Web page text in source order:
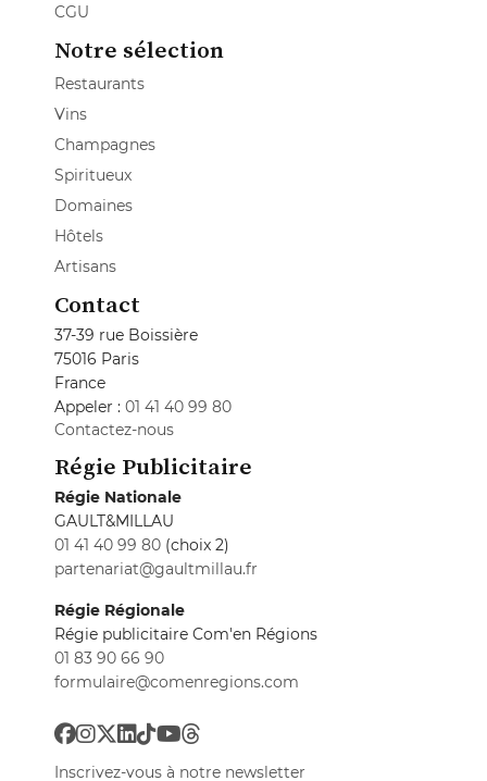
CGU
Notre sélection
Restaurants
Vins
Champagnes
Spiritueux
Domaines
Hôtels
Artisans
Contact
37-39 rue Boissière
75016 Paris
France
Appeler : 01 41 40 99 80
Contactez-nous
Régie Publicitaire
Régie Nationale
GAULT&MILLAU
01 41 40 99 80 (choix 2)
partenariat@gaultmillau.fr
Régie Régionale
Régie publicitaire Com'en Régions
01 83 90 66 90
formulaire@comenregions.com
Inscrivez-vous à notre newsletter